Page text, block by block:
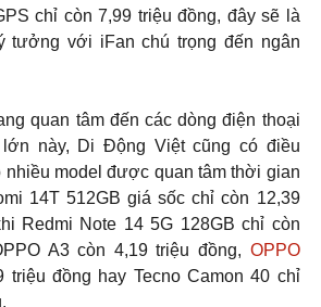
chỉ còn 7,99 triệu đồng, đây sẽ là
tưởng với iFan chú trọng đến ngân
quan tâm đến các dòng điện thoại
này, Di Động Việt cũng có điều
nhiều model được quan tâm thời gian
14T 512GB giá sốc chỉ còn 12,39
Redmi Note 14 5G 128GB chỉ còn
A3 còn 4,19 triệu đồng, OPPO
triệu đồng hay Tecno Camon 40 chỉ